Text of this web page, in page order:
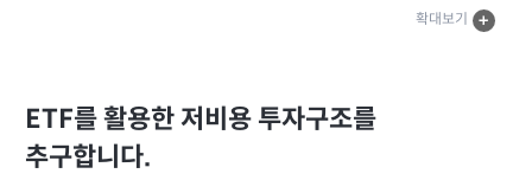
확대보기
ETF를 활용한 저비용 투자구조를
추구합니다.